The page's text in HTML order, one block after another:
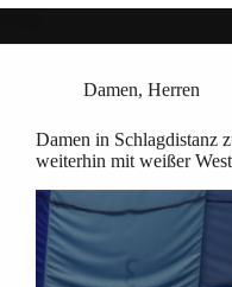
Damen, Herren
Damen in Schlagdistanz
weiterhin mit weißer